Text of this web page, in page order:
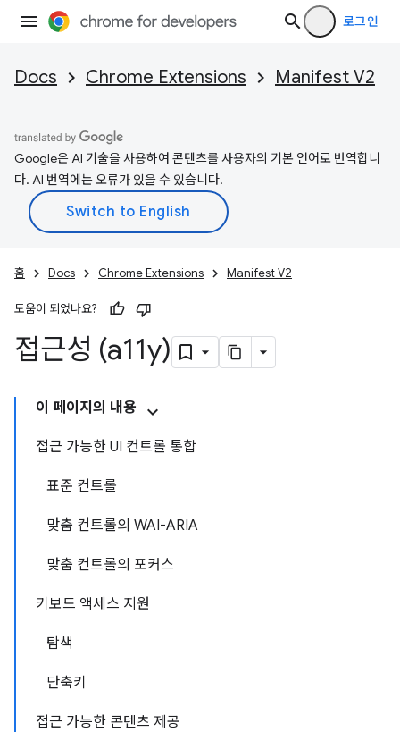
로그인
Docs Chrome Extensions Manifest V2
Google은 AI 기술을 사용하여 콘텐츠를 사용자의 기본 언어로 번역합니
다. AI 번역에는 오류가 있을 수 있습니다.
홈 Docs Chrome Extensions Manifest V2
도움이 되었나요?
접근성 (a11y)
이 페이지의 내용
접근 가능한 UI 컨트롤 통합
표준 컨트롤
맞춤 컨트롤의 WAI-ARIA
맞춤 컨트롤의 포커스
키보드 액세스 지원
탐색
단축키
접근 가능한 콘텐츠 제공